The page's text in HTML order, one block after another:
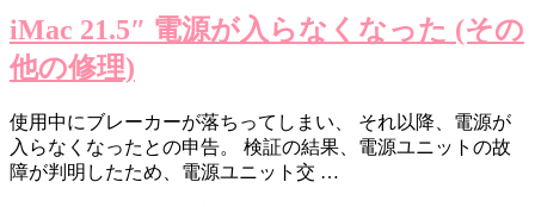
iMac 21.5″ 電源が入らなくなった (その
他の修理)
使用中にブレーカーが落ちってしまい、 それ以降、電源が
入らなくなったとの申告。 検証の結果、電源ユニットの故
障が判明したため、電源ユニット交 …